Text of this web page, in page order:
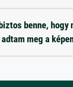
benne, hogy
meg a